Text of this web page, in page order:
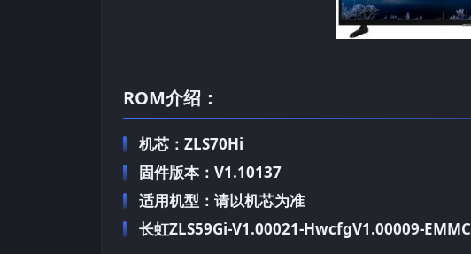
ROM介绍：
机芯：ZLS70Hi
固件版本：V1.10137
适用机型：请以机芯为准
长虹ZLS59Gi-V1.00021-HwcfgV1.00009-EMMC